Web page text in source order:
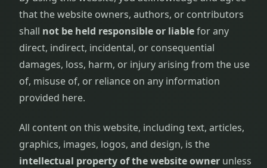
that the website owners, authors, or contributors
shall not be held responsible or liablefor any
direct, indirect, incidental, or consequential
damages, loss, harm, or injury arising from the use
of, misuse of, or reliance on any information
provided here.
All content on this website, including text, articles,
graphics, images, logos, and design, is the
intellectual property of the website owner unless